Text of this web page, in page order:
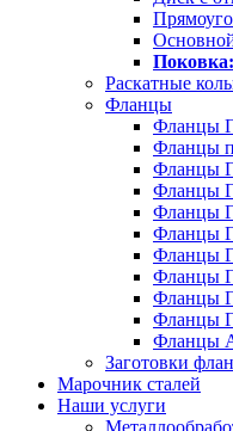
Раскатные
Фланцы
Фланцы
Фланцы
Фланцы
Фланцы
Фланцы
Фланцы
Фланцы
Фланцы
Фланцы
Фланцы
Фланцы
Заготовки
Марочник сталей
Наши услуги